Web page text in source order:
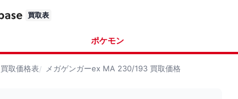
買取表
ポケモン
買取価格表 メガゲンガーex MA 230/193 買取価格